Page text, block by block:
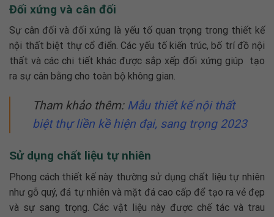
Đối xứng và cân đối
Sự cân đối và đối xứng là yếu tố quan trọng trong thiết kế
nội thất biệt thự cổ điển. Các yếu tố kiến trúc, bố trí đồ nội
thất và các chi tiết khác được sắp xếp đối xứng giúp tạo
ra sự cân bằng cho toàn bộ không gian.
Tham khảo thêm: Mẫu thiết kế nội thất
biệt thự liền kềhiện đại, sang trọng 2023
Sử dụng chất liệu tự nhiên
Phong cách thiết kế này thường sử dụng chất liệu tự nhiên
như gỗ quý, đá tự nhiên và mặt đá cao cấp để tạo ra vẻ đẹp
và sự sang trọng. Các vật liệu này được chế tác và trau